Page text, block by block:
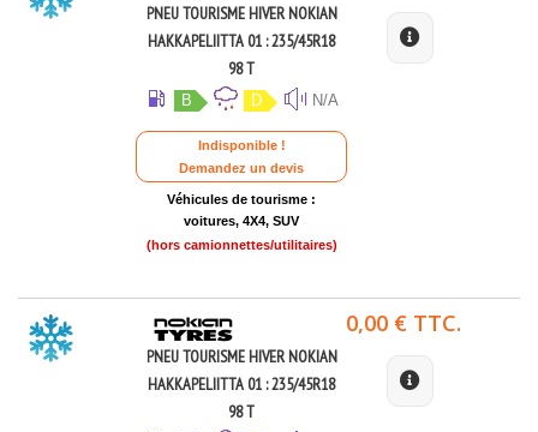
PNEU TOURISME HIVER NOKIAN
HAKKAPELIITTA 01 : 235/45R18
98 T
B D N/A
Indisponible !
Demandez un devis
Véhicules de tourisme :
voitures, 4X4, SUV
(hors camionnettes/utilitaires)
PNEU TOURISME HIVER NOKIAN
HAKKAPELIITTA 01 : 235/45R18
98 T
0,00 € TTC.